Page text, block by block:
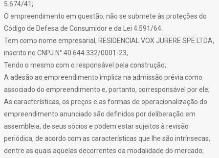
5.674/41;
O empreendimento em questão, não se submete às proteções do
Código de Defesa de Consumidor e da Lei 4.591/64.
Tem como nome empresarial, RESIDENCIAL VOX JURERE SPE LTDA,
inscrito no CNPJ N° 40.644.332/0001-23,
Tendo o mesmo com o responsável pela construção;
A adesão ao empreendimento implica na admissão prévia como
associado do empreendimento e, portanto, corresponsável por ele;
As características, os preços e as formas de operacionalização do
empreendimento anunciado são definidos por deliberação em
assembleia, de seus sócios e podem estar sujeitos à revisão
periódica, de acordo com as características que lhe são intrínsecas,
dentre as quais aquelas decorrentes da modalidade do mercado;